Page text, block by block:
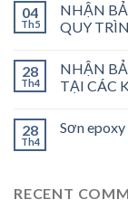
04
Th5
NHẬN
QUY
28
Th4
NHẬN
TẠI CÁC
28
Th4
Sơn
RECENT